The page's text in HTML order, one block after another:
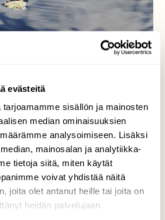
evästeitä
sisällön ja mainosten
median ominaisuuksien
analysoimiseen. Lisäksi
mainosalan ja analytiikka-
tietoja siitä, miten käytät
voivat yhdistää näitä
joita olet antanut heille tai joita on
heidän palvelujaan.
sinistä...
Arkiomaanjärvi,Hollola
13.8.2019